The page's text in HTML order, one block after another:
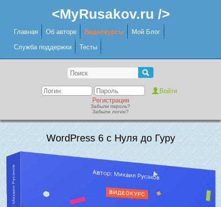
<MyRusakov.ru />
Главная Об авторе Видеокурсы Мой Блог
Служба поддержки Тесты
Регистрация
Забыли пароль?
Забыли логин?
WordPress 6 с Нуля до Гуру